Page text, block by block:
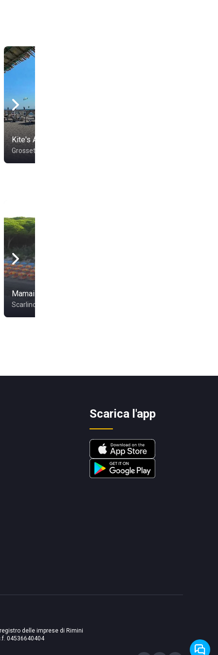
Kite's Angels Beach
Grosseto
Mamai Beach
Scarlino
Scarica l'app
delle imprese di Rimini
04536640404